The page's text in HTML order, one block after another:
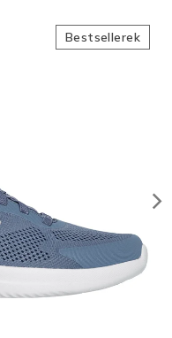
Bestsellerek